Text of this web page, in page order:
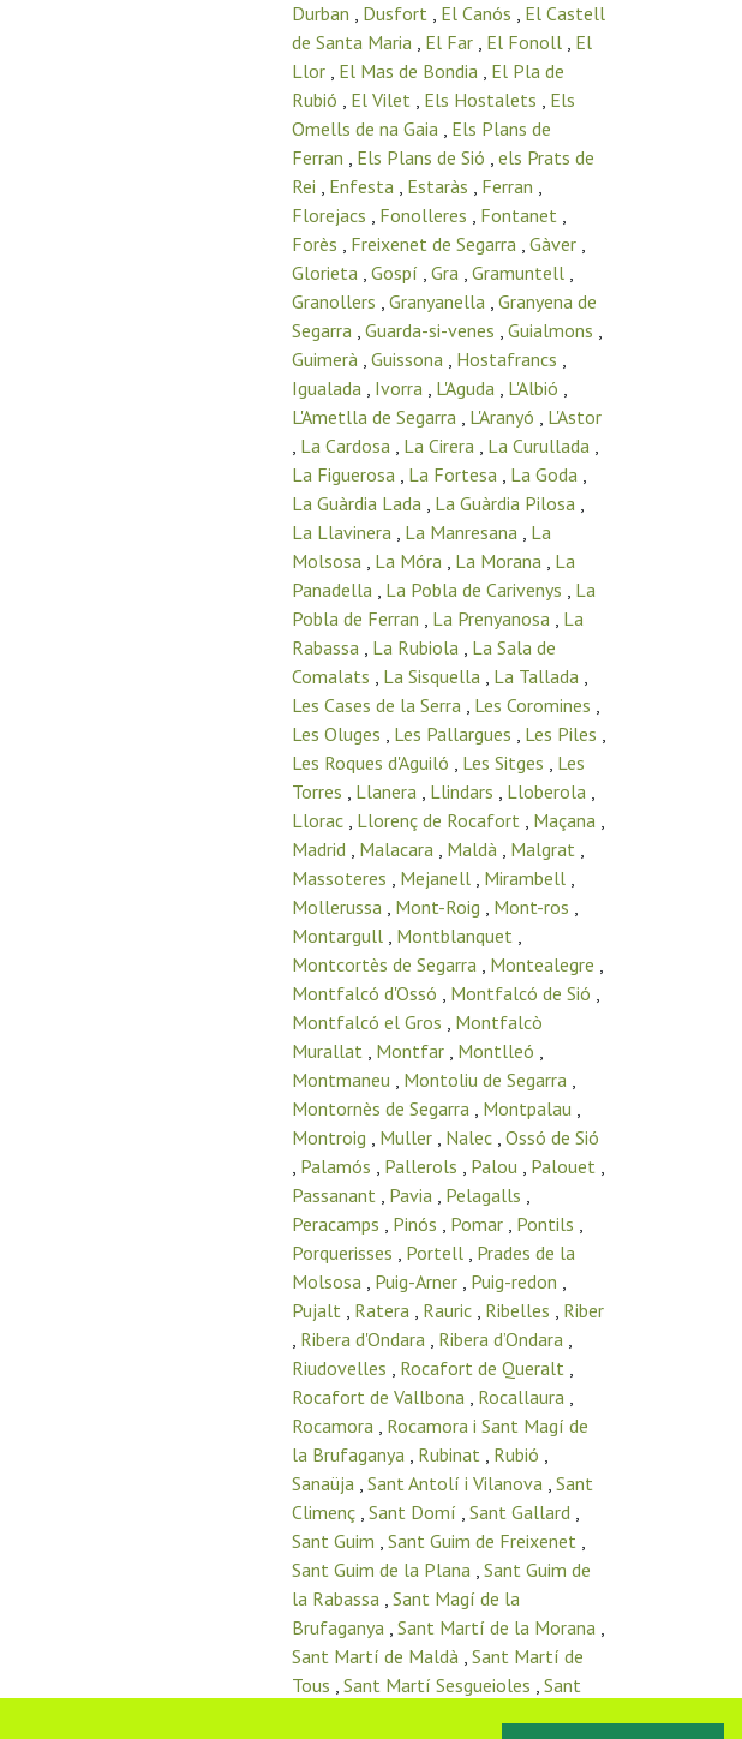
Durban , Dusfort , El Canós , El Castell
de Santa Maria , El Far , El Fonoll , El
Llor , El Mas de Bondia , El Pla de
Rubió , El Vilet , Els Hostalets , Els
Omells de na Gaia , Els Plans de
Ferran , Els Plans de Sió , els Prats de
Rei , Enfesta , Estaràs , Ferran ,
Florejacs , Fonolleres , Fontanet ,
Forès , Freixenet de Segarra , Gàver ,
Glorieta , Gospí , Gra , Gramuntell ,
Granollers , Granyanella , Granyena de
Segarra , Guarda-si-venes , Guialmons ,
Guimerà , Guissona , Hostafrancs ,
Igualada , Ivorra , L'Aguda , L'Albió ,
L'Ametlla de Segarra , L'Aranyó , L'Astor
, La Cardosa , La Cirera , La Curullada ,
La Figuerosa , La Fortesa , La Goda ,
La Guàrdia Lada , La Guàrdia Pilosa ,
La Llavinera , La Manresana , La
Molsosa , La Móra , La Morana , La
Panadella , La Pobla de Carivenys , La
Pobla de Ferran , La Prenyanosa , La
Rabassa , La Rubiola , La Sala de
Comalats , La Sisquella , La Tallada ,
Les Cases de la Serra , Les Coromines ,
Les Oluges , Les Pallargues , Les Piles ,
Les Roques d'Aguiló , Les Sitges , Les
Torres , Llanera , Llindars , Lloberola ,
Llorac , Llorenç de Rocafort , Maçana ,
Madrid , Malacara , Maldà , Malgrat ,
Massoteres , Mejanell , Mirambell ,
Mollerussa , Mont-Roig , Mont-ros ,
Montargull , Montblanquet ,
Montcortès de Segarra , Montealegre ,
Montfalcó d'Ossó , Montfalcó de Sió ,
Montfalcó el Gros , Montfalcò
Murallat , Montfar , Montlleó ,
Montmaneu , Montoliu de Segarra ,
Montornès de Segarra , Montpalau ,
Montroig , Muller , Nalec , Ossó de Sió
, Palamós , Pallerols , Palou , Palouet ,
Passanant , Pavia , Pelagalls ,
Peracamps , Pinós , Pomar , Pontils ,
Porquerisses , Portell , Prades de la
Molsosa , Puig-Arner , Puig-redon ,
Pujalt , Ratera , Rauric , Ribelles , Riber
, Ribera d'Ondara , Ribera d’Ondara ,
Riudovelles , Rocafort de Queralt ,
Rocafort de Vallbona , Rocallaura ,
Rocamora , Rocamora i Sant Magí de
la Brufaganya , Rubinat , Rubió ,
Sanaüja , Sant Antolí i Vilanova , Sant
Climenç , Sant Domí , Sant Gallard ,
Sant Guim , Sant Guim de Freixenet ,
Sant Guim de la Plana , Sant Guim de
la Rabassa , Sant Magí de la
Brufaganya , Sant Martí de la Morana ,
Sant Martí de Maldà , Sant Martí de
Tous , Sant Martí Sesgueioles , Sant